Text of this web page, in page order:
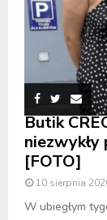
Butik
[FOTO]
10 sierpnia
W ubiegłym